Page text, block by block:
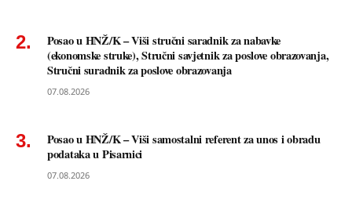
Posao u HNŽ/K – Viši stručni saradnik za nabavke
(ekonomske struke), Stručni savjetnik za poslove obrazovanja,
Stručni suradnik za poslove obrazovanja
07.08.2026
Posao u HNŽ/K – Viši samostalni referent za unos i obradu
podataka u Pisarnici
07.08.2026